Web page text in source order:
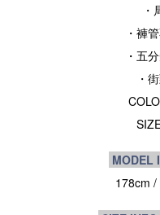
・褲
・ 五
・
MODEL
178cm /